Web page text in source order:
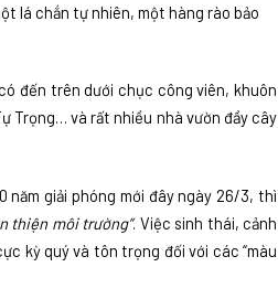
lá chắn tự nhiên, một hàng rào bảo
đến trên dưới chục công viên, khuôn
Trọng… và rất nhiều nhà vườn đầy cây
năm giải phóng mới đây ngày 26/3, thì
thiện môi trường”. Việc sinh thái, cảnh
kỳ quý và tôn trọng đối với các “màu